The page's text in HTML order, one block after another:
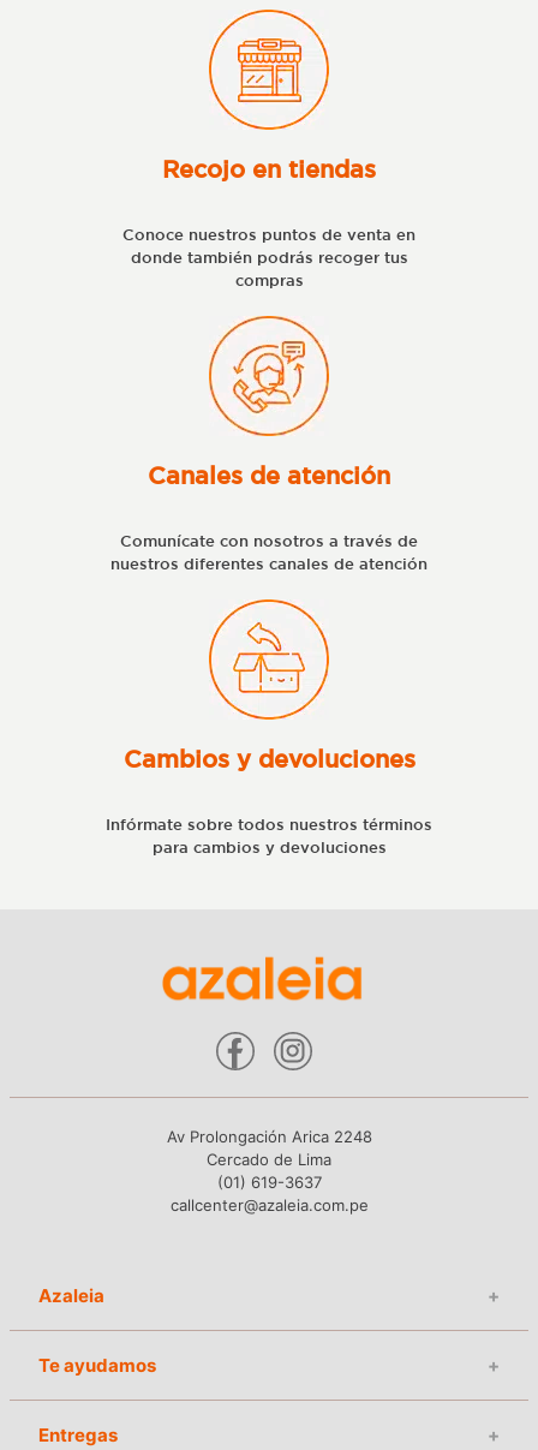
Recojo en tiendas
Conoce nuestros puntos de venta en
donde también podrás recoger tus
compras
Canales de atención
Comunícate con nosotros a través de
nuestros diferentes canales de atención
Cambios y devoluciones
Infórmate sobre todos nuestros términos
para cambios y devoluciones
Av Prolongación Arica 2248
Cercado de Lima
(01) 619-3637
callcenter@azaleia.com.pe
Azaleia +
Te ayudamos +
Entregas +